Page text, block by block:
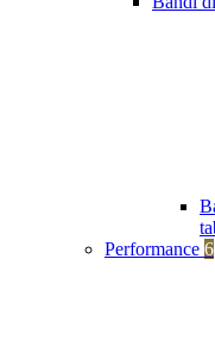
Performance 6